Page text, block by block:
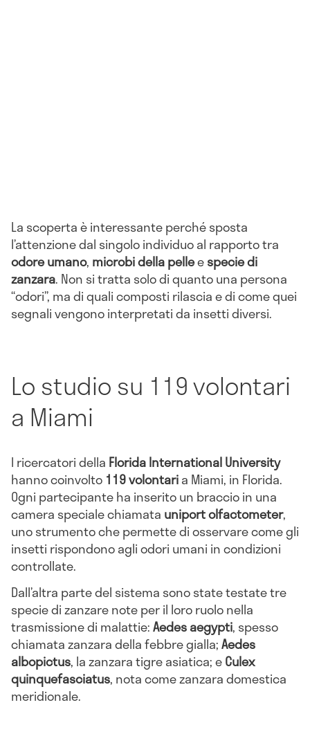
La scoperta è interessante perché sposta
l’attenzione dal singolo individuo al rapporto tra
odore umano, microbi della pelleespecie di
zanzara. Non si tratta solo di quanto una persona
“odori”, ma di quali composti rilascia e di come quei
segnali vengono interpretati da insetti diversi.
Lo studio su 119 volontari
a Miami
I ricercatori della Florida International University
hanno coinvolto 119 volontaria Miami, in Florida.
Ogni partecipante ha inserito un braccio in una
camera speciale chiamata uniport olfactometer,
uno strumento che permette di osservare come gli
insetti rispondono agli odori umani in condizioni
controllate.
Dall’altra parte del sistema sono state testate tre
specie di zanzare note per il loro ruolo nella
trasmissione di malattie:Aedes aegypti, spesso
chiamata zanzara della febbre gialla;Aedes
albopictus, la zanzara tigre asiatica; eCulex
quinquefasciatus, nota come zanzara domestica
meridionale.